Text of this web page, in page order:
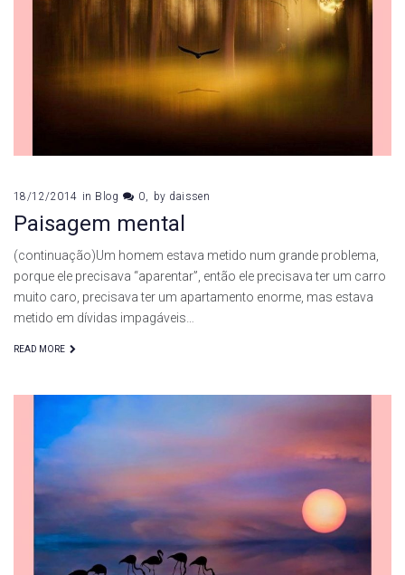
18/12/2014 in Blog 0 by daissen
Paisagem mental
(continuação)Um homem estava metido num grande problema,
porque ele precisava “aparentar”, então ele precisava ter um carro
muito caro, precisava ter um apartamento enorme, mas estava
metido em dívidas impagáveis…
READ MORE